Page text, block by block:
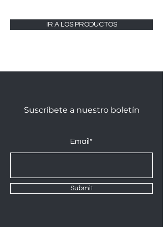
IR A LOS PRODUCTOS
Suscríbete a nuestro boletín
Email*
Submit